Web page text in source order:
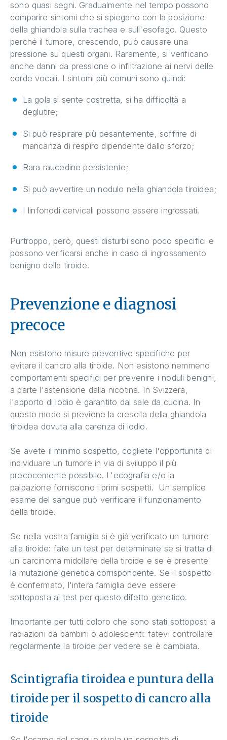
sono quasi segni. Gradualmente nel tempo possono
comparire sintomi che si spiegano con la posizione
della ghiandola sulla trachea e sull'esofago. Questo
perché il tumore, crescendo, può causare una
pressione su questi organi. Raramente, si verificano
anche danni da pressione o infiltrazione ai nervi delle
corde vocali. I sintomi più comuni sono quindi:
La gola si sente costretta, si ha difficoltà a
deglutire;
Si può respirare più pesantemente, soffrire di
mancanza di respiro dipendente dallo sforzo;
Rara raucedine persistente;
Si può avvertire un nodulo nella ghiandola tiroidea;
I linfonodi cervicali possono essere ingrossati.
Purtroppo, però, questi disturbi sono poco specifici e
possono verificarsi anche in caso di ingrossamento
benigno della tiroide.
Prevenzione e diagnosi
precoce
Non esistono misure preventive specifiche per
evitare il cancro alla tiroide. Non esistono nemmeno
comportamenti specifici per prevenire i noduli benigni,
a parte l'astensione dalla nicotina. In Svizzera,
l'apporto di iodio è garantito dal sale da cucina. In
questo modo si previene la crescita della ghiandola
tiroidea dovuta alla carenza di iodio.
Se avete il minimo sospetto, cogliete l'opportunità di
individuare un tumore in via di sviluppo il più
precocemente possibile. L'ecografia e/o la
palpazione forniscono i primi sospetti. Un semplice
esame del sangue può verificare il funzionamento
della tiroide.
Se nella vostra famiglia si è già verificato un tumore
alla tiroide: fate un test per determinare se si tratta di
un carcinoma midollare della tiroide e se è presente
la mutazione genetica corrispondente. Se il sospetto
è confermato, l'intera famiglia deve essere
sottoposta al test per questo difetto genetico.
Importante per tutti coloro che sono stati sottoposti a
radiazioni da bambini o adolescenti: fatevi controllare
regolarmente la tiroide per vedere se è cambiata.
Scintigrafia tiroidea e puntura della
tiroide per il sospetto di cancro alla
tiroide